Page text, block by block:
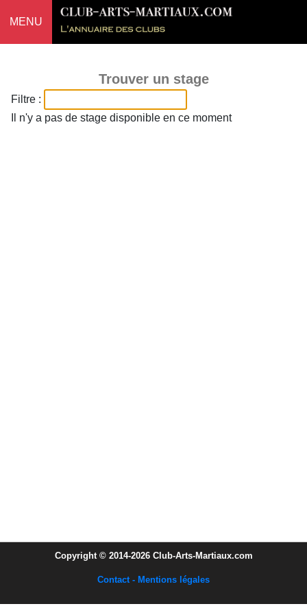
MENU
Trouver un stage
Filtre :
Il n'y a pas de stage disponible en ce moment
Copyright © 2014-2026 Club-Arts-Martiaux.com
Contact - Mentions légales